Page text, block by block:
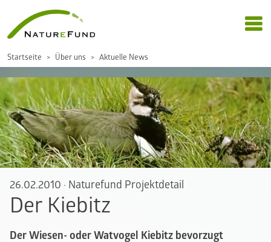
Startseite Über uns Aktuelle News
26.02.2010 · Naturefund Projektdetail
Der Kiebitz
Der Wiesen- oder Watvogel Kiebitz bevorzugt